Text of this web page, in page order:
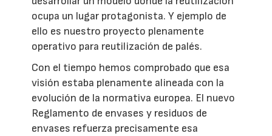
ocupa un lugar protagonista. Y ejemplo de
ello es nuestro proyecto plenamente
operativo para reutilización de palés.
Con el tiempo hemos comprobado que esa
visión estaba plenamente alineada con la
evolución de la normativa europea. El nuevo
Reglamento de envases y residuos de
envases refuerza precisamente esa